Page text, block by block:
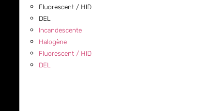
Fluorescent / HID
DEL
Incandescente
Halogène
Fluorescent / HID
DEL